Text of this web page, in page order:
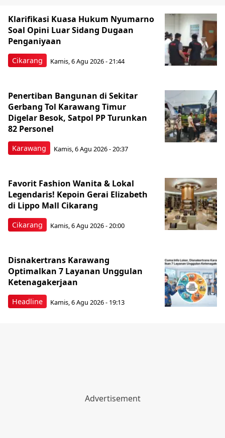
Cikarang
Klarifikasi Kuasa Hukum Nyumarno
Soal Opini Luar Sidang Dugaan
Penganiyaan
Kamis, 6 Agu 2026 - 21:44
Karawang
Penertiban Bangunan di Sekitar
Gerbang Tol Karawang Timur
Digelar Besok, Satpol PP Turunkan
82 Personel
Kamis, 6 Agu 2026 - 20:37
Cikarang
Favorit Fashion Wanita & Lokal
Legendaris! Kepoin Gerai Elizabeth
di Lippo Mall Cikarang
Kamis, 6 Agu 2026 - 20:00
Headline
Disnakertrans Karawang
Optimalkan 7 Layanan Unggulan
Ketenagakerjaan
Kamis, 6 Agu 2026 - 19:13